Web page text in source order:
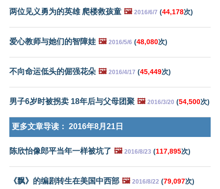
两位见义勇为的英雄 爬楼救孩童 🖼️ 2016/6/7 (44,178次)
爱心教师与她们的智障娃 🖼️ 2016/5/6 (48,080次)
不向命运低头的倔强花朵 🖼️ 2016/4/17 (45,449次)
男子6岁时被拐卖 18年后与父母团聚 🖼️ 2016/3/20 (54,500次)
更多文章导读： 2016年8月21日
陈欣怡像郎平当年一样被坑了 🖼️ 2016/8/23 (117,895次)
《飘》的编剧转生在美国中西部 🖼️ 2016/8/22 (79,097次)